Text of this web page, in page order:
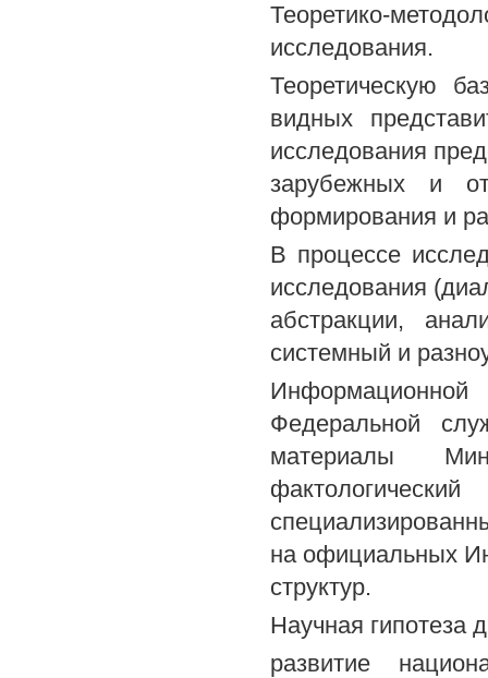
Теоретико-
исследования.
Теоретическую
видных
исследования
зарубежных и
формирования и
В процессе
исследования
абстракции,
системный и
Федеральной
материалы
на официальных
структур.
Научная гипотеза
развитие